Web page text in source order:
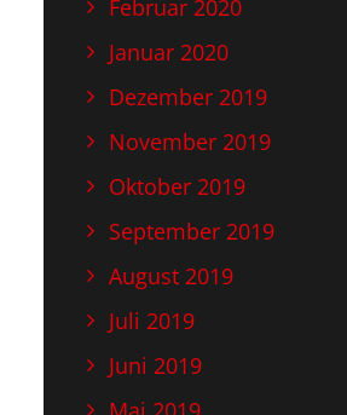
Februar 2020
Januar 2020
Dezember 2019
November 2019
Oktober 2019
September 2019
August 2019
Juli 2019
Juni 2019